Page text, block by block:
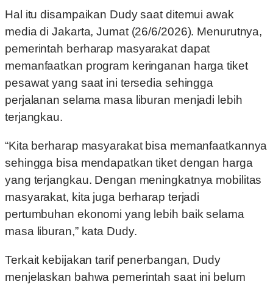
Hal itu disampaikan Dudy saat ditemui awak
media di Jakarta, Jumat (26/6/2026). Menurutnya,
pemerintah berharap masyarakat dapat
memanfaatkan program keringanan harga tiket
pesawat yang saat ini tersedia sehingga
perjalanan selama masa liburan menjadi lebih
terjangkau.
“Kita berharap masyarakat bisa memanfaatkannya
sehingga bisa mendapatkan tiket dengan harga
yang terjangkau. Dengan meningkatnya mobilitas
masyarakat, kita juga berharap terjadi
pertumbuhan ekonomi yang lebih baik selama
masa liburan,” kata Dudy.
Terkait kebijakan tarif penerbangan, Dudy
menjelaskan bahwa pemerintah saat ini belum